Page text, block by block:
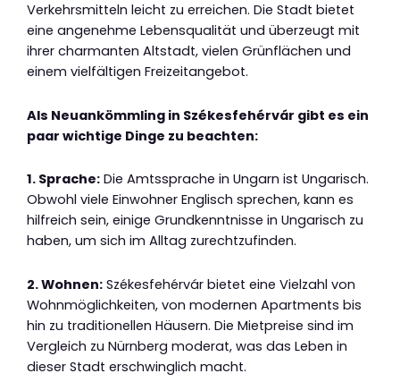
Verkehrsmitteln leicht zu erreichen. Die Stadt bietet
eine angenehme Lebensqualität und überzeugt mit
ihrer charmanten Altstadt, vielen Grünflächen und
einem vielfältigen Freizeitangebot.
Als Neuankömmling in Székesfehérvár gibt es ein
paar wichtige Dinge zu beachten:
1. Sprache: Die Amtssprache in Ungarn ist Ungarisch.
Obwohl viele Einwohner Englisch sprechen, kann es
hilfreich sein, einige Grundkenntnisse in Ungarisch zu
haben, um sich im Alltag zurechtzufinden.
2. Wohnen: Székesfehérvár bietet eine Vielzahl von
Wohnmöglichkeiten, von modernen Apartments bis
hin zu traditionellen Häusern. Die Mietpreise sind im
Vergleich zu Nürnberg moderat, was das Leben in
dieser Stadt erschwinglich macht.